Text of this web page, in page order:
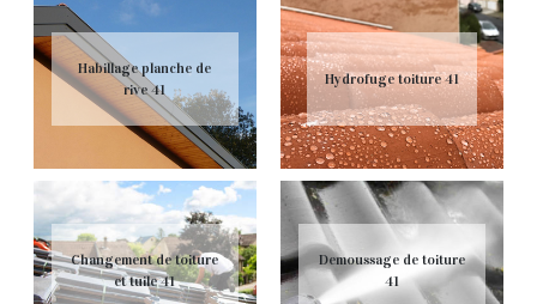
Habillage planche de
rive 41
Hydrofuge toiture 41
Changement de toiture
et tuile 41
Demoussage de toiture
41